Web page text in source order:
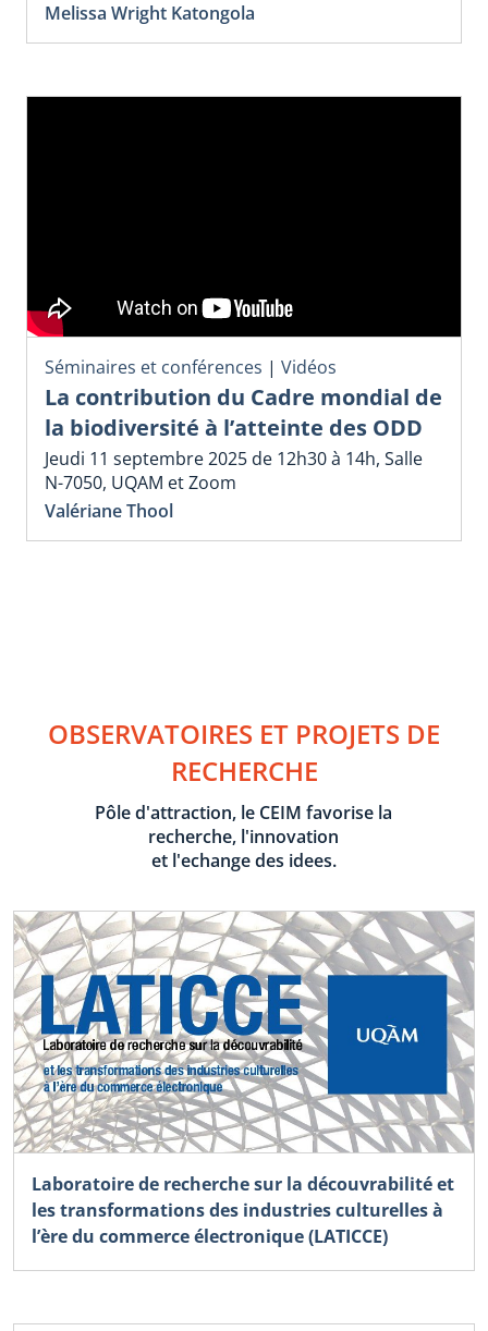
Melissa Wright Katongola
Séminaires et conférences | Vidéos
La contribution du Cadre mondial de
la biodiversité à l’atteinte des ODD
Jeudi 11 septembre 2025 de 12h30 à 14h, Salle
N-7050, UQAM et Zoom
Valériane Thool
OBSERVATOIRES ET PROJETS DE
RECHERCHE
Pôle d'attraction, le CEIM favorise la
recherche, l'innovation
et l'echange des idees.
Laboratoire de recherche sur la découvrabilité et
les transformations des industries culturelles à
l’ère du commerce électronique (LATICCE)